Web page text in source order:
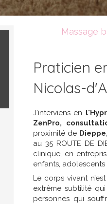
Massage
Praticien
Nicolas-
J'interviens en
ZenPro,
proximité de
au 35 ROUTE DE
clinique, en
enfants, adolescents
Le corps vivant
extrême subtilité
personnes qui